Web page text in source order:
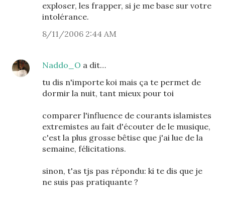
exploser, les frapper, si je me base sur votre
intolérance.
8/11/2006 2:44 AM
Naddo_O a dit…
tu dis n'importe koi mais ça te permet de
dormir la nuit, tant mieux pour toi
comparer l'influence de courants islamistes
extremistes au fait d'écouter de le musique,
c'est la plus grosse bêtise que j'ai lue de la
semaine, félicitations.
sinon, t'as tjs pas répondu: ki te dis que je
ne suis pas pratiquante ?